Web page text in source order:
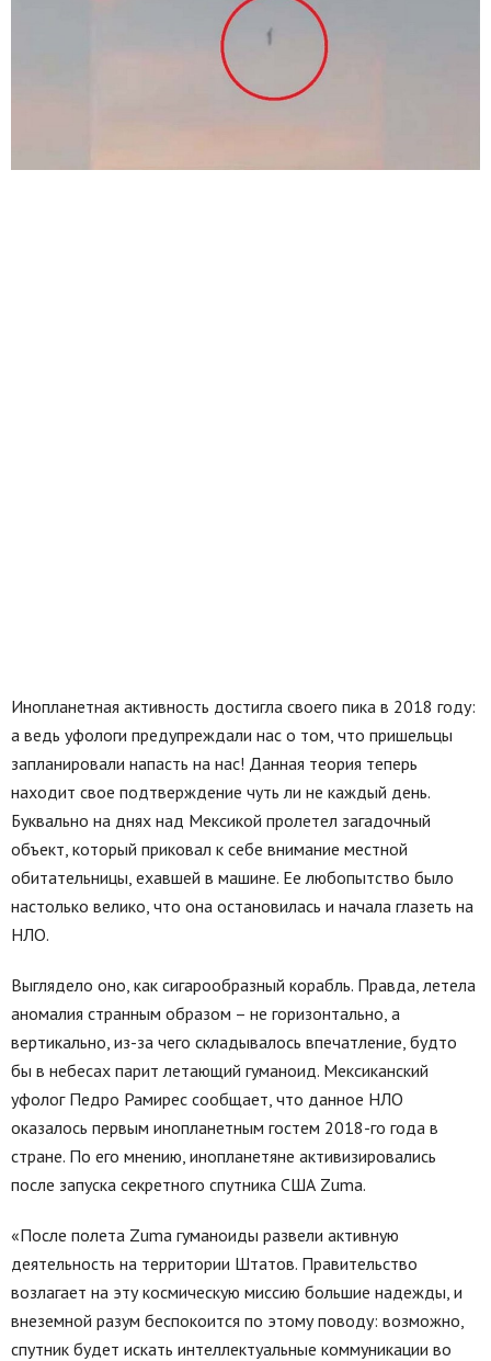
Инопланетная активность достигла своего пика в 2018 году:
а ведь уфологи предупреждали нас о том, что пришельцы
запланировали напасть на нас! Данная теория теперь
находит свое подтверждение чуть ли не каждый день.
Буквально на днях над Мексикой пролетел загадочный
объект, который приковал к себе внимание местной
обитательницы, ехавшей в машине. Ее любопытство было
настолько велико, что она остановилась и начала глазеть на
НЛО.
Выглядело оно, как сигарообразный корабль. Правда, летела
аномалия странным образом – не горизонтально, а
вертикально, из-за чего складывалось впечатление, будто
бы в небесах парит летающий гуманоид. Мексиканский
уфолог Педро Рамирес сообщает, что данное НЛО
оказалось первым инопланетным гостем 2018-го года в
стране. По его мнению, инопланетяне активизировались
после запуска секретного спутника США Zuma.
«После полета Zuma гуманоиды развели активную
деятельность на территории Штатов. Правительство
возлагает на эту космическую миссию большие надежды, и
внеземной разум беспокоится по этому поводу: возможно,
спутник будет искать интеллектуальные коммуникации во